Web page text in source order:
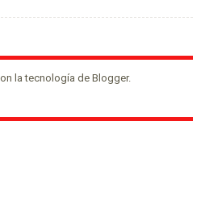
la tecnología de Blogger.